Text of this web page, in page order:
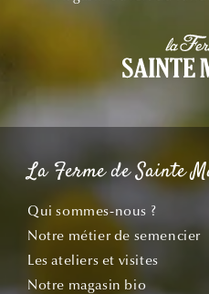
La Ferme de Sainte
Qui sommes-nous ?
Notre métier de semencier
Les ateliers et visites
Notre magasin bio